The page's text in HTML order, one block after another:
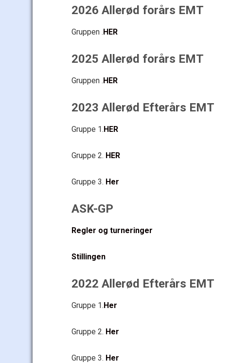
2026 Allerød forårs EMT
Gruppen .HER
2025 Allerød forårs EMT
Gruppen .HER
2023 Allerød Efterårs EMT
Gruppe 1.HER
Gruppe 2. HER
Gruppe 3. Her
ASK-GP
Regler og turneringer
Stillingen
2022 Allerød Efterårs EMT
Gruppe 1.Her
Gruppe 2. Her
Gruppe 3. Her